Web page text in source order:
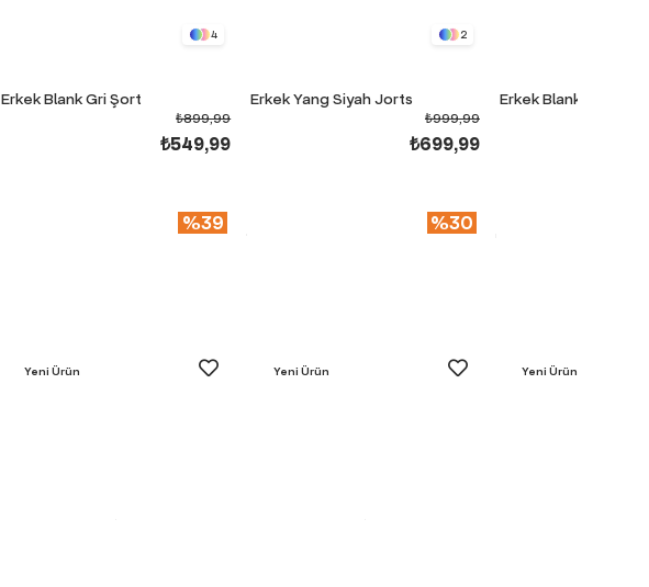
4
Erkek Blank Gri Şort
₺549,99
₺899,99
%39
2
Erkek Yang Siyah Jorts
₺699,99
₺999,99
%30
Erkek Blank
Yeni Ürün Yeni Ürün Yeni Ürün